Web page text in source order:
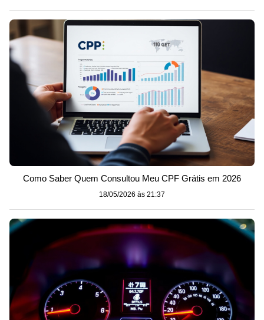
Como Saber Quem Consultou Meu CPF Grátis em 2026
18/05/2026 às 21:37